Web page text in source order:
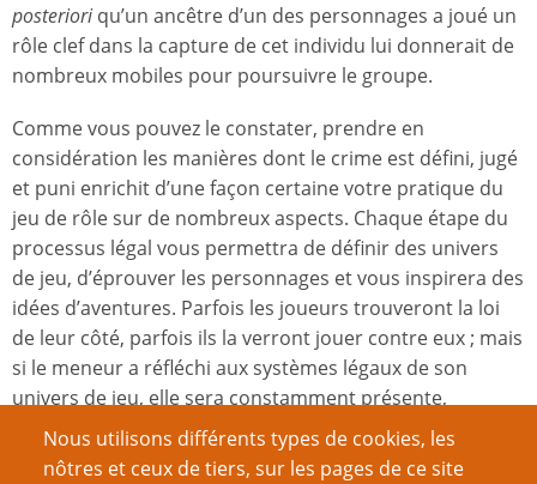
posterioriqu’un ancêtre d’un des personnages a joué un
rôle clef dans la capture de cet individu lui donnerait de
nombreux mobiles pour poursuivre le groupe.
Comme vous pouvez le constater, prendre en
considération les manières dont le crime est défini, jugé
et puni enrichit d’une façon certaine votre pratique du
jeu de rôle sur de nombreux aspects. Chaque étape du
processus légal vous permettra de définir des univers
de jeu, d’éprouver les personnages et vous inspirera des
idées d’aventures. Parfois les joueurs trouveront la loi
de leur côté, parfois ils la verront jouer contre eux ; mais
si le meneur a réfléchi aux systèmes légaux de son
univers de jeu, elle sera constamment présente,
soutenant les personnages, s’opposant à eux et les
défiant tout le long de leurs aventures.
Nous utilisons différents types de cookies, les
nôtres et ceux de tiers, sur les pages de ce site